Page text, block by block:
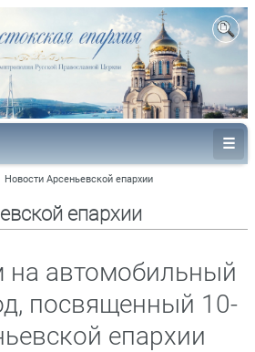
Новости Арсеньевской епархии
епархии
на автомобильный
посвященный 10-
епархии